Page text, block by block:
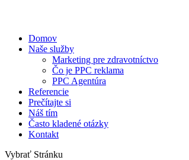
Domov
Naše služby
Marketing pre zdravotníctvo
Čo je PPC reklama
PPC Agentúra
Referencie
Prečítajte si
Náš tím
Často kladené otázky
Kontakt
Vybrať Stránku